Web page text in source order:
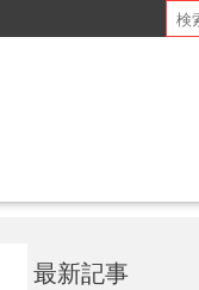
最新記事